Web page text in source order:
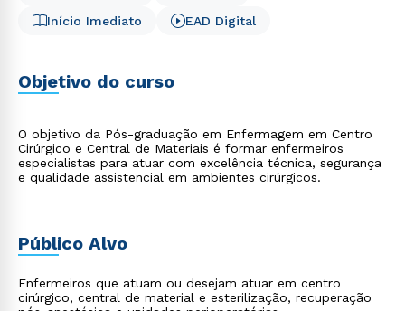
Início Imediato
EAD Digital
Objetivo do curso
O objetivo da Pós-graduação em Enfermagem em Centro
Cirúrgico e Central de Materiais é formar enfermeiros
especialistas para atuar com excelência técnica, segurança
e qualidade assistencial em ambientes cirúrgicos.
Público Alvo
Enfermeiros que atuam ou desejam atuar em centro
cirúrgico, central de material e esterilização, recuperação